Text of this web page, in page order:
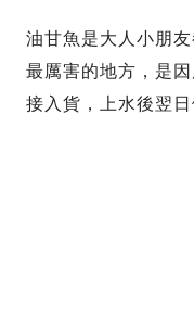
油甘魚是大人小朋
最厲害的地方，是
接入貨，上水後翌